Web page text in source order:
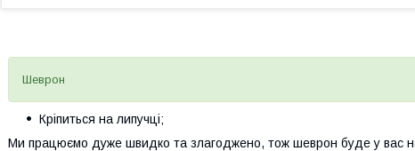
Шеврон
Кріпиться на липучці;
Ми працюємо дуже швидко та злагоджено, тож шеврон буде у вас